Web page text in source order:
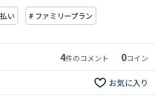
い # ファミリープラン
4件のコメント 0コイン
お気に入り